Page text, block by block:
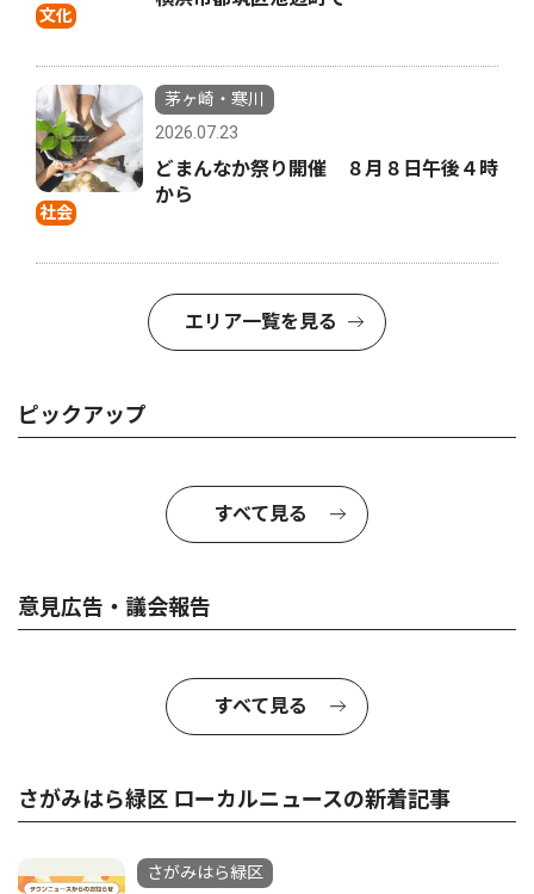
文化
社会
茅ヶ崎・寒川
2026.07.23
どまんなか祭り開催 ８月８日午後４時
から
エリア一覧を見る
ピックアップ
すべて見る
意見広告・議会報告
すべて見る
さがみはら緑区 ローカルニュースの新着記事
さがみはら緑区